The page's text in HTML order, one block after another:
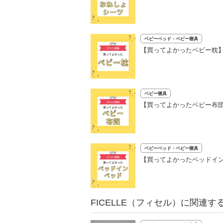
ベビーベッド・ベビー寝具
【買ってよかったベビー
ベビー寝具
【買ってよかったベビー
ベビーベッド・ベビー寝具
【買ってよかったベッド
FICELLE（フィセル）に関連す